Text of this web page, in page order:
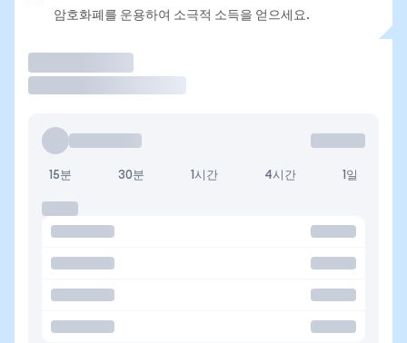
암호화폐를 운용하여 소극적 소득을 얻으세요.
15분 30분 1시간 4시간 1일